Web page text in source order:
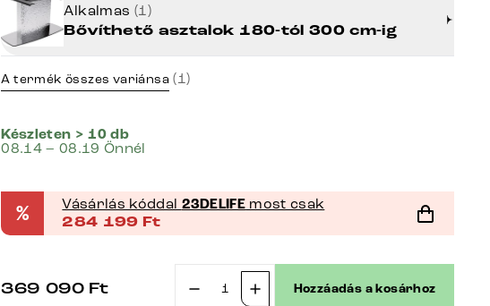
Alkalmas (1)
Bővíthető asztalok 180-tól 300 cm-ig
A termék összes variánsa (1)
Készleten > 10 db
08.14 – 08.19 Önnél
% Vásárlás kóddal 23DELIFE most csak
284 199 Ft
369 090 Ft Hozzáadás a kosárhoz